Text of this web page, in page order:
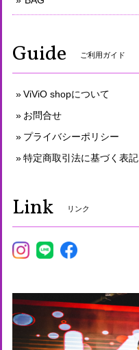
Guide ご利用ガイド
ViViO shopについて
お問合せ
プライバシーポリシー
特定商取引法に基づく表記
Link リンク